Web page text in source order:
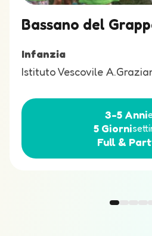
Bassano del
Infanzia
Istituto Vescovile
3-5 Anni
5 Giorni
Full & Part